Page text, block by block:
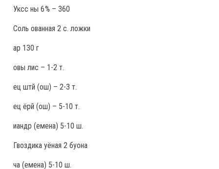
Уксс ны 6 % – 360
Соль ованная 2 с. ложки
ар 130 г
овы лис – 1-2 т.
ец штй (ош) – 2-3 т.
ец ёрй (ош) – 5-10 т.
иандр (емена) 5-10 ш.
Гвоздика уёная 2 буона
ча (емена) 5-10 ш.